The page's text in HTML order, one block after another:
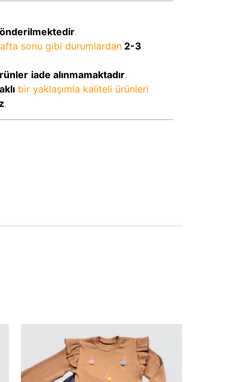
.
sonu gibi durumlardan 2-3
iade alınmamaktadır.
bir yaklaşımla kaliteli ürünleri
.